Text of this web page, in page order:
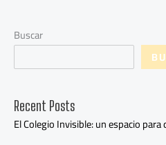
Buscar
Recent Posts
El Colegio Invisible: un espacio